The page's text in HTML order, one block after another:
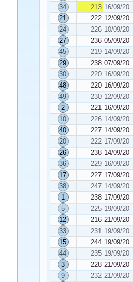
34
213 16/09/2022
21
222 12/09/2022
24
226 10/09/2022
27
236 05/09/2022
45
219 14/09/2022
29
238 07/09/2022
30
220 16/09/2022
48
220 16/09/2022
49
230 12/09/2022
2
221 16/09/2022
10
226 14/09/2022
40
227 14/09/2022
20
222 17/09/2022
26
238 14/09/2022
36
229 16/09/2022
17
227 17/09/2022
38
247 14/09/2022
1
238 17/09/2022
5
225 19/09/2022
12
216 21/09/2022
33
231 19/09/2022
15
244 19/09/2022
44
235 19/09/2022
3
228 21/09/2022
9
232 21/09/2022